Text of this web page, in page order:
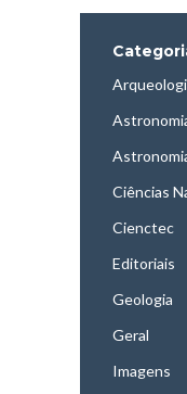
Ciências
Cienctec
Editoriais
Geologia
Geral
Imagens